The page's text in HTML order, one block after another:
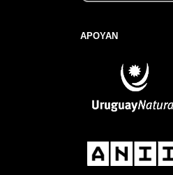
APOYAN